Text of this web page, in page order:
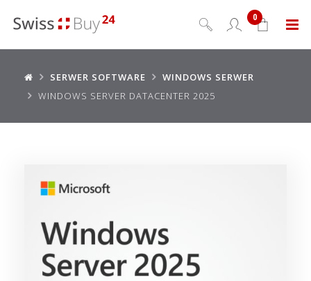
Menu
0
SERWER SOFTWARE
WINDOWS SERWER
WINDOWS SERVER DATACENTER 2025